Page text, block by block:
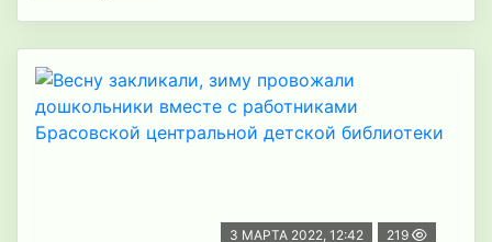
3 МАРТА 2022, 12:42 219